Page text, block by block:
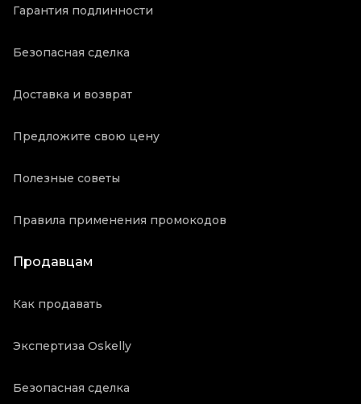
Гарантия подлинности
Безопасная сделка
Доставка и возврат
Предложите свою цену
Полезные советы
Правила применения промокодов
Продавцам
Как продавать
Экспертиза Oskelly
Безопасная сделка